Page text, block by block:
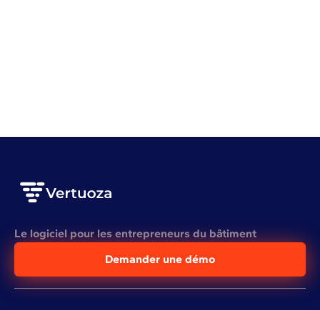
Le logiciel pour les entrepreneurs du bâtiment
Demander une démo